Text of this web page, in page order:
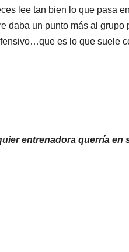
lee tan bien lo que pasa
daba un punto más al grupo
es lo que suele
entrenadora querría en